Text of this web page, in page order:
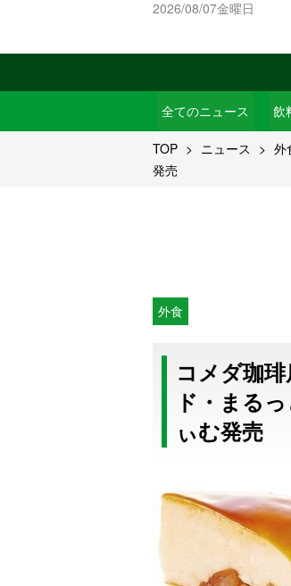
2026/08/07金曜日
全てのニュース 飲
TOP ニュース 外
発売
外食
コメダ珈
ド・まる
ぃむ発売